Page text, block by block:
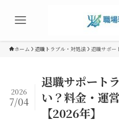
ホーム 退職トラブル・対処法 退職サポー
退職サポート
い？料金・運
【2026年】
2026
7/04